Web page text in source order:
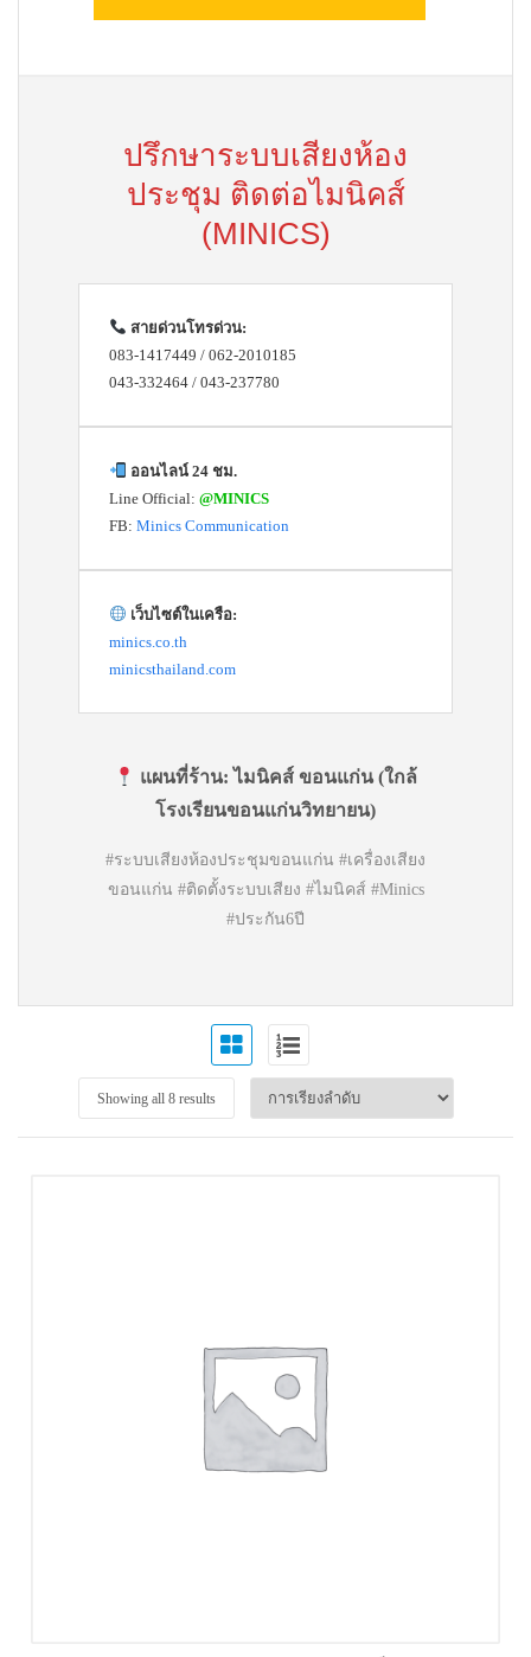
ปรึกษาระบบเสียงห้อง
ประชุม ติดต่อไมนิคส์
(MINICS)
สายด่วนโทรด่วน:
083-1417449 / 062-2010185
043-332464 / 043-237780
ออนไลน์ 24 ชม.
Line Official: @MINICS
FB: Minics Communication
เว็บไซต์ในเครือ:
minics.co.th
minicsthailand.com
แผนที่ร้าน:ไมนิคส์ ขอนแก่น (ใกล้
โรงเรียนขอนแก่นวิทยายน)
#ระบบเสียงห้องประชุมขอนแก่น #เครื่องเสียง
ขอนแก่น #ติดตั้งระบบเสียง #ไมนิคส์ #Minics
#ประกัน6ปี
Showing all 8 results